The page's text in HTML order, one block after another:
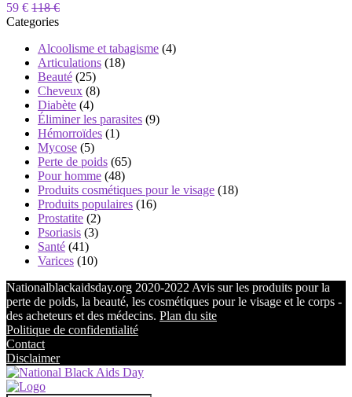
59 € 118 €
Categories
Alcoolisme et tabagisme (4)
Articulations (18)
Beauté (25)
Cheveux (8)
Diabète (4)
Éliminer les parasites (9)
Hémorroïdes (1)
Mycose (5)
Perte de poids (65)
Pour homme (48)
Produits cosmétiques pour le visage (18)
Produits populaires (16)
Prostatite (2)
Psoriasis (3)
Santé (41)
Varices (10)
Nationalblackaidsday.org 2020-2022 Avis sur les produits pour la
perte de poids, la beauté, les cosmétiques pour le visage et le corps -
des acheteurs et des médecins. Plan du site
Politique de confidentialité
Contact
Disclaimer